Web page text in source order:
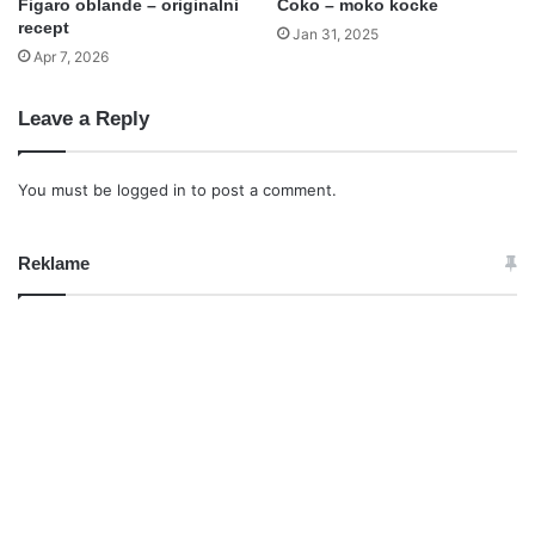
Figaro oblande – originalni
recept
Apr 7, 2026
Čoko – moko kocke
Jan 31, 2025
Leave a Reply
You must be logged in to post a comment.
Reklame